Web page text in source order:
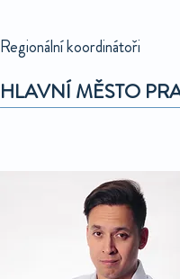
Regionální koordinátoři
HLAVNÍ MĚSTO